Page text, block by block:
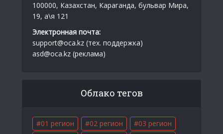
100000, Казахстан, Караганда, бульвар Мира,
19, а\я 121
Электронная почта:
support@oca.kz (тех. поддержка)
asd@oca.kz (реклама)
Облако тегов
01 регион 02 регион
03 регион